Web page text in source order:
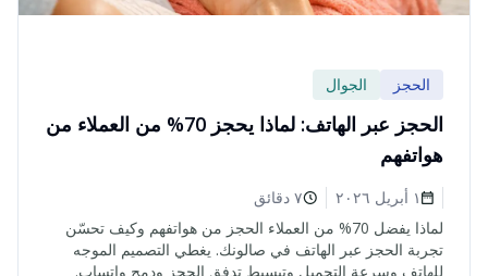
الحجز الجوال
الحجز عبر الهاتف: لماذا يحجز 70% من العملاء من
هواتفهم
١ أبريل ٢٠٢٦
٧ دقائق
لماذا يفضل 70% من العملاء الحجز من هواتفهم وكيف تحسّن
تجربة الحجز عبر الهاتف في صالونك. يغطي التصميم الموجه
للهاتف وسرعة التحميل وتبسيط تدفق الحجز ودمج واتساب.